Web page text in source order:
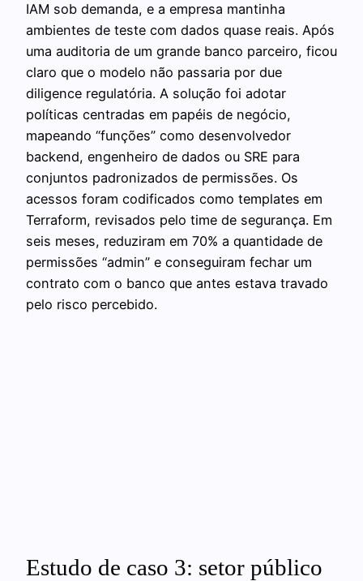
IAM sob demanda, e a empresa mantinha
ambientes de teste com dados quase reais. Após
uma auditoria de um grande banco parceiro, ficou
claro que o modelo não passaria por due
diligence regulatória. A solução foi adotar
políticas centradas em papéis de negócio,
mapeando “funções” como desenvolvedor
backend, engenheiro de dados ou SRE para
conjuntos padronizados de permissões. Os
acessos foram codificados como templates em
Terraform, revisados pelo time de segurança. Em
seis meses, reduziram em 70% a quantidade de
permissões “admin” e conseguiram fechar um
contrato com o banco que antes estava travado
pelo risco percebido.
Estudo de caso 3: setor público